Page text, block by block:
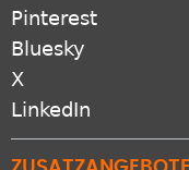
Pinterest
Bluesky
X
LinkedIn